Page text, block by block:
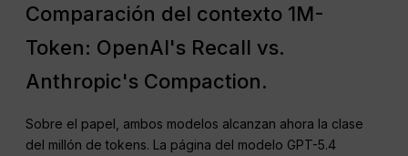
Comparación del contexto 1M-
Token: OpenAI's Recall vs.
Anthropic's Compaction.
Sobre el papel, ambos modelos alcanzan ahora la clase
del millón de tokens. La página del modelo GPT-5.4